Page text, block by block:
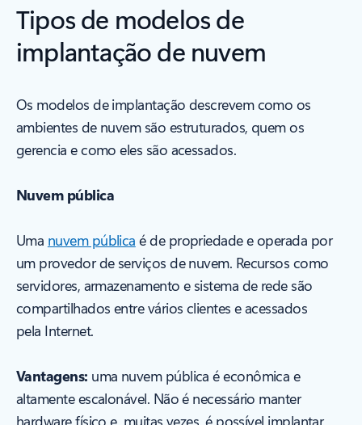
Tipos de modelos de
implantação de nuvem
Os modelos de implantação descrevem como os
ambientes de nuvem são estruturados, quem os
gerencia e como eles são acessados.
Nuvem pública
Uma nuvem pública é de propriedade e operada por
um provedor de serviços de nuvem. Recursos como
servidores, armazenamento e sistema de rede são
compartilhados entre vários clientes e acessados
pela Internet.
Vantagens: uma nuvem pública é econômica e
altamente escalonável. Não é necessário manter